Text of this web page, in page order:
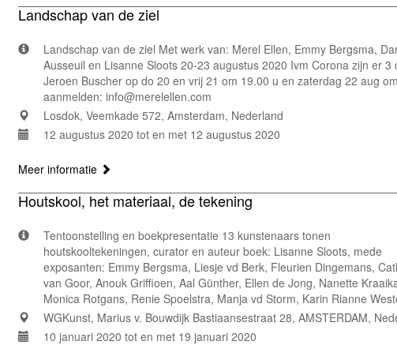
Landschap van de ziel
Landschap van de ziel Met werk van: Merel Ellen, Emmy Bergsma,
Ausseuil en Lisanne Sloots 20-23 augustus 2020 Ivm Corona zijn er 3
Jeroen Buscher op do 20 en vrij 21 om 19.00 u en zaterdag 22 aug
aanmelden: info@merelellen.com
Losdok, Veemkade 572, Amsterdam, Nederland
12 augustus 2020 tot en met 12 augustus 2020
Meer informatie
Houtskool, het materiaal, de tekening
Tentoonstelling en boekpresentatie 13 kunstenaars tonen
houtskooltekeningen, curator en auteur boek: Lisanne Sloots, mede
exposanten: Emmy Bergsma, Liesje vd Berk, Fleurien Dingemans,
van Goor, Anouk Griffioen, Aal Günther, Ellen de Jong, Nanette
Monica Rotgans, Renie Spoelstra, Manja vd Storm, Karin Rianne
WGKunst, Marius v. Bouwdijk Bastiaansestraat 28, AMSTERDAM,
10 januari 2020 tot en met 19 januari 2020